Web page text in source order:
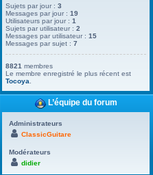
Sujets par jour :3
Messages par jour :19
Utilisateurs par jour :1
Sujets par utilisateur :2
Messages par utilisateur :15
Messages par sujet :7
8821 membres
Le membre enregistré le plus récent est
Tocoya
L’équipe du forum
Administrateurs
ClassicGuitare
Modérateurs
didier